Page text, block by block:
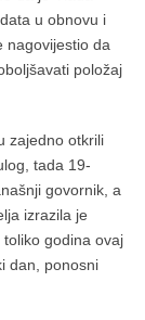
u obnovu i
nagovijestio da
položaj
zajedno otkrili
tada 19-
govornik, a
izrazila je
godina ovaj
dan, ponosni